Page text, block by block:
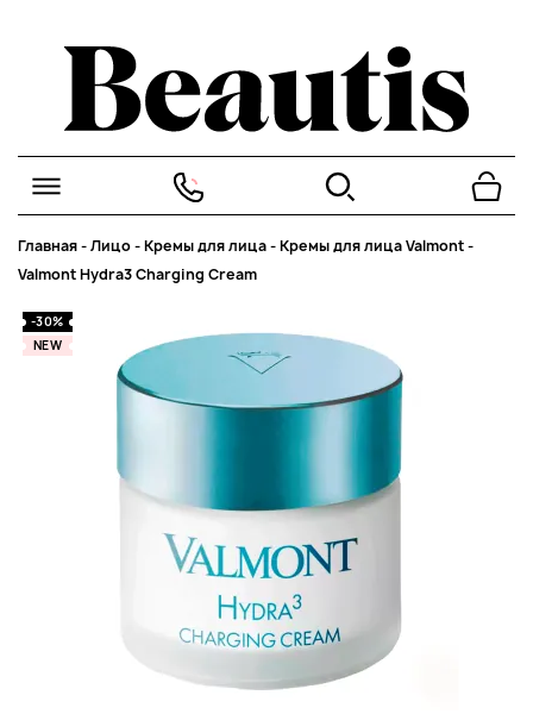
Главная-Лицо-Кремы для лица-Кремы для лица Valmont-
Valmont Hydra3 Charging Cream
-30%
NEW